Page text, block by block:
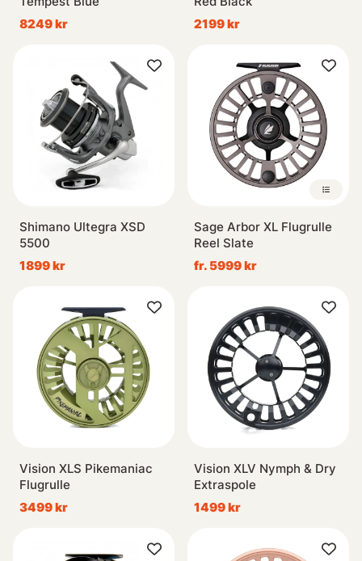
8249 kr
2199 kr
Shimano Ultegra XSD
5500
1899 kr
Sage Arbor XL Flugrulle
Reel Slate
fr. 5999 kr
Vision XLS Pikemaniac
Flugrulle
3499 kr
Vision XLV Nymph & Dry
Extraspole
1499 kr